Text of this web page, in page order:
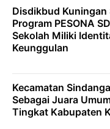
Disdikbud Kuningan
Program PESONA
Sekolah Miliki
Keunggulan
Kecamatan
Sebagai Juara
Tingkat Kabupaten